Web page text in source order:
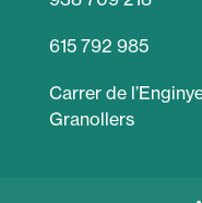
615 792 985
Carrer de
Granollers